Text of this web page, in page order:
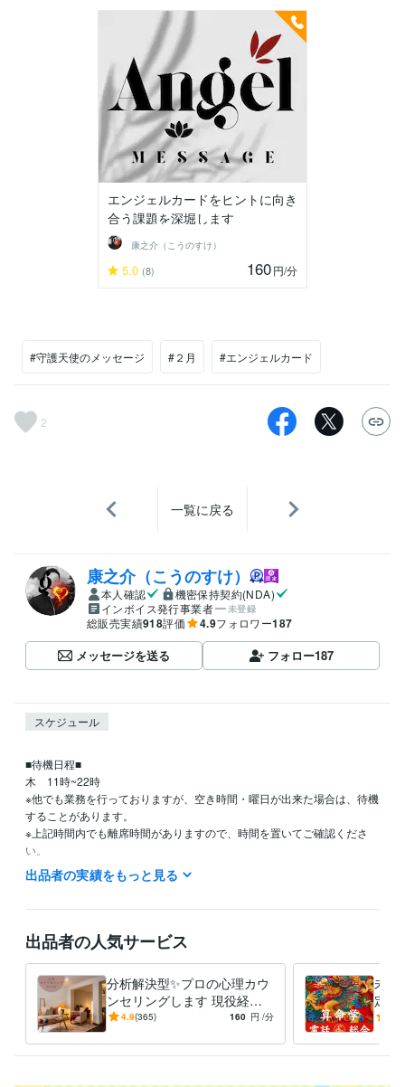
エンジェルカードをヒントに向き
合う課題を深堀します
康之介（こうのすけ）
5.0 (8) 160円/分
#守護天使のメッセージ #２月 #エンジェルカード
2
一覧に戻る
康之介（こうのすけ）
本人確認
機密保持契約(NDA)
インボイス発行事業者
未登録
総販売実績918評価 4.9フォロワー187
メッセージを送る フォロー187
スケジュール
■待機日程■
木　11時~22時
※他でも業務を行っておりますが、空き時間・曜日が出来た場合は、待機
することがあります。
※上記時間内でも離席時間がありますので、時間を置いてご確認くださ
資格・検定
公認心理師 取得年 : 2018年
得意分野
占い 算命学鑑定 臨床心理カウンセリング
出品者の実績をもっと見る
出品者の人気サービス
分析解決型✨プロの心理カウ
ンセリングします 現役経験
豊富✨臨床心理士&公認心理
4.9(365) 160 円 /分
未来
定✨
19
相談